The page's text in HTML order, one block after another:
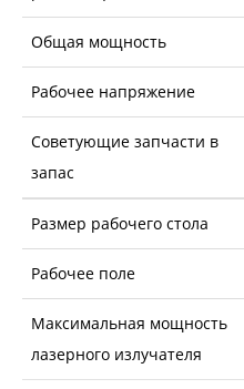
Общая мощность
Рабочее напряжение
Советующие запчасти в
запас
Размер рабочего стола
Рабочее поле
Максимальная мощность
лазерного излучателя